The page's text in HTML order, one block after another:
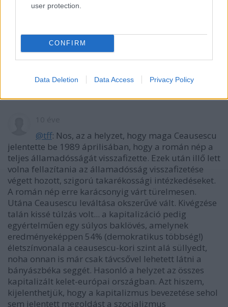
user protection.
CONFIRM
Data Deletion Data Access Privacy Policy
@Sörömpőőr
tettek jol?
@tff: Nos, az a helyzet, hogy maga Ceausescu
jelentette be 1989 áprilisában, hogy a román nép a
teljes államadósságát visszafizette. Ezek után illő lett
volna fellazítania az államadósság visszafizetése
végett hozott, szigorú takarékossági intézkedéseket.
A román nép erre karácsonyig várt türelmesen.
Utána Ceausescu leváltása okszerűvé vált. Kivégzése
talán kissé túlzás volt... a kapitalizáció pedig
egyértelműen egy súlyos baklövés, amelynek
eredményeképpen 54% (demokratikus többség!)
életszínvonala a ceausescu-kori szint alá süllyedt,
noha onnan is már csak távcsővel lehetett látni a
bányászbéka seggét. Hasonló a helyzet az összes
kapitalizált kelet-európai országban. Azt hiszem,
kijelenthetjük, hogy a kapitalizmus bevezetése sehol
sem jelentett megoldást a szocializmus